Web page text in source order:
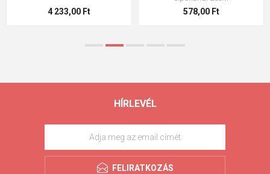
4 233,00 Ft 578,00 Ft
HÍRLEVÉL
FELIRATKOZÁS